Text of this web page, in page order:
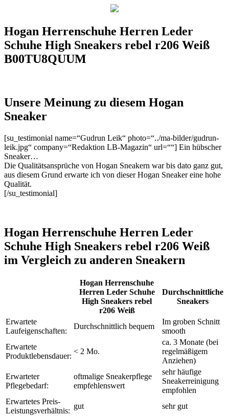
Hogan Herrenschuhe Herren Leder
Schuhe High Sneakers rebel r206 Weiß
B00TU8QUUM
Unsere Meinung zu diesem Hogan
Sneaker
[su_testimonial name=“Gudrun Leik“ photo=“../ma-bilder/gudrun-
leik.jpg“ company=“Redaktion LB-Magazin“ url=““] Ein hübscher
Sneaker…
Die Qualitätsansprüche von Hogan Sneakern war bis dato ganz gut,
aus diesem Grund erwarte ich von dieser Hogan Sneaker eine hohe
Qualität.
[/su_testimonial]
Hogan Herrenschuhe Herren Leder
Schuhe High Sneakers rebel r206 Weiß
im Vergleich zu anderen Sneakern
Hogan Herrenschuhe
Herren Leder Schuhe
High Sneakers rebel
r206 Weiß
Durchschnittliche
Sneakers
Erwartete
Laufeigenschaften:
Durchschnittlich bequem
Im groben Schnitt
smooth
Erwartete
Produktlebensdauer:
< 2 Mo.
ca. 3 Monate (bei
regelmäßigem
Anziehen)
Erwarteter
Pflegebedarf:
oftmalige Sneakerpflege
empfehlenswert
sehr häufige
Sneakerreinigung
empfohlen
Erwartetes Preis-
Leistungsverhältnis:
gut sehr gut